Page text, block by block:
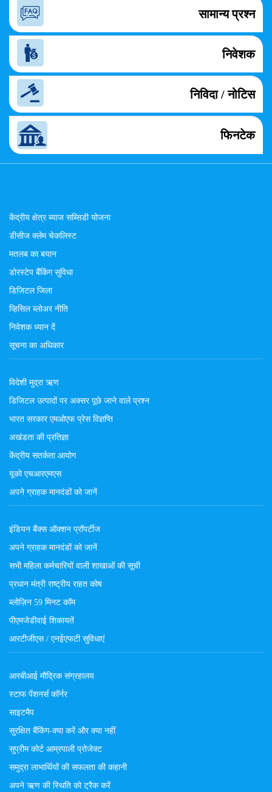
सामान्य प्रश्न
निवेशक
निविदा / नोटिस
फिनटेक
केंद्रीय क्षेत्र ब्याज सब्सिडी योजना
डीसीज क्लेम चेकलिस्ट
मतलब का बयान
डोरस्टेप बैंकिंग सुविधा
डिजिटल जिला
व्हिसिल ब्लोअर नीति
निवेशक ध्यान दें
सूचना का अधिकार
विदेशी मुद्रा ऋण
डिजिटल उत्पादों पर अक्सर पूछे जाने वाले प्रश्न
भारत सरकार एमओएफ प्रेस विज्ञप्ति
अखंडता की प्रतिज्ञा
केंद्रीय सतर्कता आयोग
यूको एचआरएमएस
अपने ग्राहक मानदंडों को जानें
इंडियन बैंक्स ऑक्शन प्रॉपर्टीज
अपने ग्राहक मानदंडों को जानें
सभी महिला कर्मचारियों वाली शाखाओं की सूची
प्रधान मंत्री राष्ट्रीय राहत कोष
ब्लोज़िन 59 मिनट कॉम
पीएमजेडीवाई शिकायतें
आरटीजीएस / एनईएफटी सुविधाएं
आरबीआई मौद्रिक संग्रहालय
स्टाफ पेंशनर्स कॉर्नर
साइटमैप
सुरक्षित बैंकिंग-क्या करें और क्या नहीं
सुप्रीम कोर्ट आम्रपाली प्रोजेक्ट
समुद्रा लाभार्थियों की सफलता की कहानी
अपने ऋण की स्थिति को ट्रैक करें